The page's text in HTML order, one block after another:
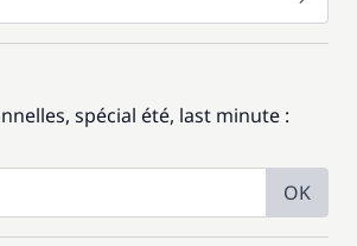
spécial été, last minute :
OK